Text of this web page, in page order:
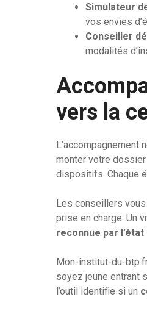
Simulateur
vos envies
Conseiller
modalités
vers la
L’accompagnement
monter votre
dispositifs. Chaque
Les conseillers
prise en charge. Un
reconnue par l’état
Mon-institut-du-
soyez jeune entrant
l’outil identifie si un